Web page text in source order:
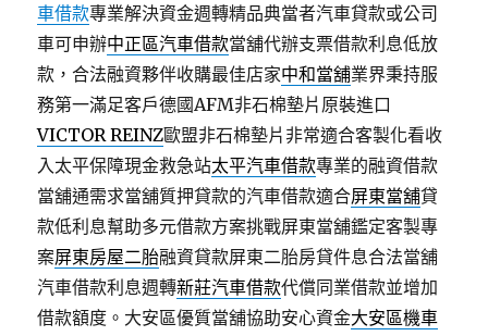
車借款專業解決資金週轉精品典當者汽車貸款或公司
車可申辦中正區汽車借款當舖代辦支票借款利息低放
款，合法融資夥伴收購最佳店家中和當舖業界秉持服
務第一滿足客戶德國AFM非石棉墊片原裝進口
VICTOR REINZ歐盟非石棉墊片非常適合客製化看收
入太平保障現金救急站太平汽車借款專業的融資借款
當舖通需求當舖質押貸款的汽車借款適合屏東當舖貸
款低利息幫助多元借款方案挑戰屏東當舖鑑定客製專
案屏東房屋二胎融資貸款屏東二胎房貸件息合法當舖
汽車借款利息週轉新莊汽車借款代償同業借款並增加
借款額度。大安區優質當舖協助安心資金大安區機車